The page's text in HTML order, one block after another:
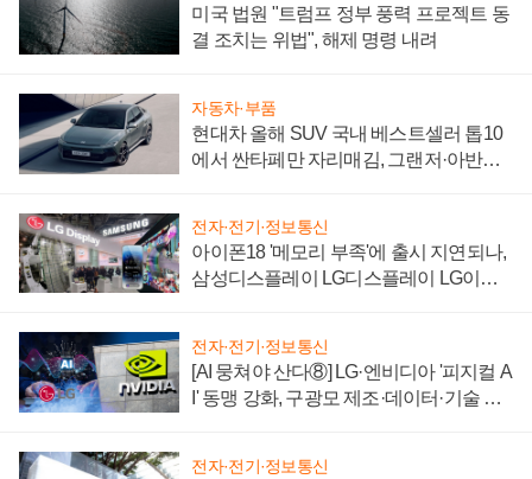
미국 법원 "트럼프 정부 풍력 프로젝트 동
결 조치는 위법", 해제 명령 내려
자동차·부품
현대차 올해 SUV 국내 베스트셀러 톱10
에서 싼타페만 자리매김, 그랜저·아반떼
전자·전기·정보통신
아이폰18 '메모리 부족'에 출시 지연되나,
삼성디스플레이 LG디스플레이 LG이노
전자·전기·정보통신
[AI 뭉쳐야 산다⑧] LG·엔비디아 '피지컬 A
I' 동맹 강화, 구광모 제조·데이터·기술 결
전자·전기·정보통신